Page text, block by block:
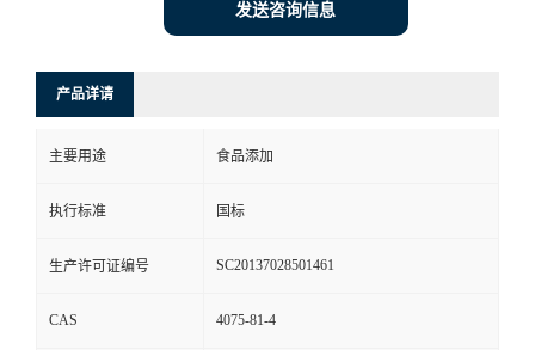
发送咨询信息
产品详请
主要用途 食品添加
执行标准 国标
生产许可证编号 SC20137028501461
CAS 4075-81-4